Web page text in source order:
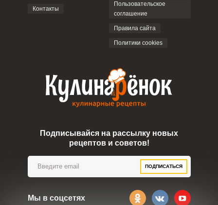
Контакты
Пользовательское
соглашение
Правила сайта
Политики cookies
Подписывайся на рассылку новых
рецептов и советов!
ПОДПИСАТЬСЯ
Мы в соцсетях